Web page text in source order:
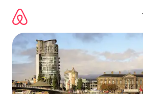
juurde